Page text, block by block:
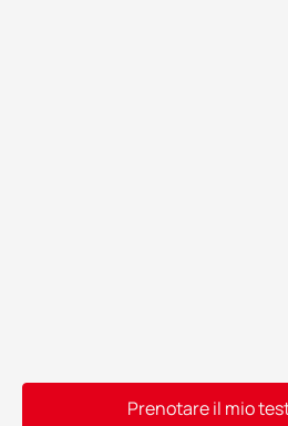
Prenotare il mio